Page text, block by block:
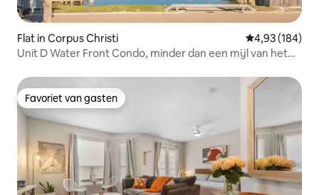
Flat in Corpus Christi Gemiddelde
4,93 (184)
Unit D Water Front Condo, minder dan een mijl van het
Favoriet van gasten
Favoriet van gasten